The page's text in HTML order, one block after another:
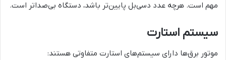
مهم است. هرچه عدد دسی‌بل پایین‌تر باشد، دستگاه بی‌صداتر است.
سیستم استارت
موتور برق‌ها دارای سیستم‌های استارت متفاوتی هستند: